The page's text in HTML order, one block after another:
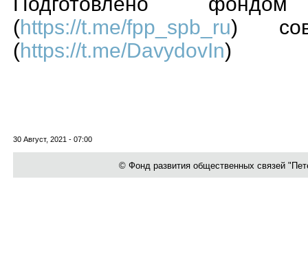
(https://t.me/fpp_spb_ru)
(https://t.me/DavydovIn)
30 Август, 2021 - 07:00
© Фонд развития общественных связей